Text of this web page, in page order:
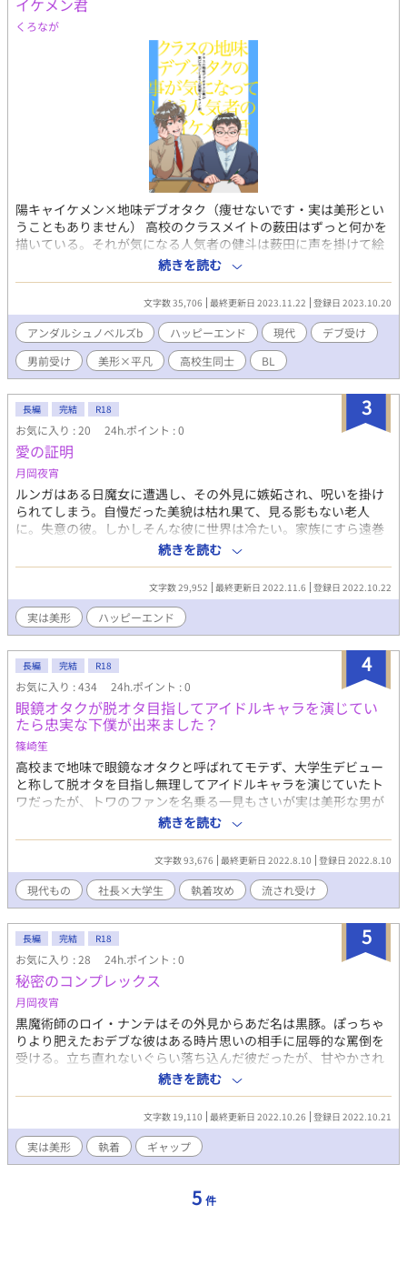
イケメン君
くろなが
陽キャイケメン×地味デブオタク（痩せないです・実は美形とい
うこともありません） 高校のクラスメイトの薮田はずっと何かを
描いている。それが気になる人気者の健斗は薮田に声を掛けて絵
を見せてもらおうとするが、邪険に扱われてショックを受ける。
自己肯定感ＭＡＸな健斗は自分が拒絶されたのではなく、無料で
絵を見ようとした事が問題だったと思い、千円の閲覧料を払おう
とする。薮田はそんな健斗が面白くてついＳＮＳを教えてしま
う。健斗はどんどん男前な薮田が気になり、持ち前のコミュ力で
薮田に接近するが手強くてなかなか距離が縮まらない。執着が恋
になった健斗は薮田に意識してもらえるのか！？ ※地味デブ保証
含まれる要素：攻めの溺愛・男前受け・じれじれ・田舎・デブ受
け・イケメン攻め 攻め→→→→→→→♡←？？受け 最終的には
イチャラブ 他サイトに投稿しているものにエピソードを追加して
加筆修正しています。 イラスト：はゆるふ様
続きを読む
文字数 35,706 最終更新日 2023.11.22 登録日 2023.10.20
アンダルシュノベルズb ハッピーエンド 現代
デブ受け
男前受け
美形×平凡 高校生同士 BL
3
長編 完結 R18
お気に入り : 20 24h.ポイント : 0
愛の証明
月岡夜宵
ルンガはある日魔女に遭遇し、その外見に嫉妬され、呪いを掛け
られてしまう。自慢だった美貌は枯れ果て、見る影もない老人
に。失意の彼。しかしそんな彼に世界は冷たい。家族にすら遠巻
きにされるルンガ。 世界に置き去りのまま月日は流れて、諦めき
ったルンガに思わぬ出会いが。家族がルンガの世話係に選んだ青
年、彼は、彼だけはルンガを突き放すことも、冷たく当たること
もなかった。青年、エルメスに気づいたら恋をしてしまうルンガ
だったが――。 ※かつて別名で公開していた作品になります。旧
題「 の前には障害なんて関係ない」
続きを読む
文字数 29,952 最終更新日 2022.11.6 登録日 2022.10.22
実は美形 ハッピーエンド
4
長編 完結 R18
お気に入り : 434 24h.ポイント : 0
眼鏡オタクが脱オタ目指してアイドルキャラを演じてい
たら忠実な下僕が出来ました？
篠崎笙
高校まで地味で眼鏡なオタクと呼ばれてモテず、大学生デビュー
と称して脱オタを目指し無理してアイドルキャラを演じていたト
ワだったが、トワのファンを名乗る一見もさいが実は美形な男が
現れ、身の回りの物を貢ぎ、奉仕しようとする。初めは遠慮して
いたが、だんだん慣れていき、夜の奉仕まで受け入れてしまう。
続きを読む
文字数 93,676 最終更新日 2022.8.10 登録日 2022.8.10
現代もの 社長×大学生 執着攻め 流され受け
5
長編 完結 R18
お気に入り : 28 24h.ポイント : 0
秘密のコンプレックス
月岡夜宵
黒魔術師のロイ・ナンテはその外見からあだ名は黒豚。ぽっちゃ
りより肥えたおデブな彼はある時片思いの相手に屈辱的な罵倒を
受ける。立ち直れないぐらい落ち込んだ彼だったが、甘やかされ
て育ったその外見を直して彼を見返してやることに決めた。 それ
から五年後。田舎で修行をしながら過ごしたロイは見事ダイエッ
トに成功する！ 息巻いてかつての片思いの相手、リゲル・ホー
ネンツ伯爵を訪ねると、思いもよらない事態が。一目会っただけ
で、リゲルはこう言った。 「美しいお兄さん、私と結婚致しませ
んか？」 なんとリゲルは超が付くほどの面食いだったのだ。彼へ
いリゲルの恋の攻防は、果たしてどちらが勝つのか？ ※かつて別
続きを読む
文字数 19,110 最終更新日 2022.10.26 登録日 2022.10.21
実は美形 執着 ギャップ
5 件